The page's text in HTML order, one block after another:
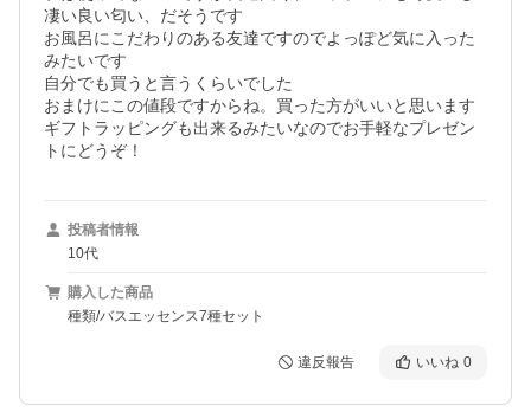
凄い良い匂い、だそうです
お風呂にこだわりのある友達ですのでよっぽど気に入った
みたいです
自分でも買うと言うくらいでした
おまけにこの値段ですからね。買った方がいいと思います
ギフトラッピングも出来るみたいなのでお手軽なプレゼン
トにどうぞ！
投稿者情報
10代
購入した商品
種類/バスエッセンス7種セット
違反報告 いいね 0